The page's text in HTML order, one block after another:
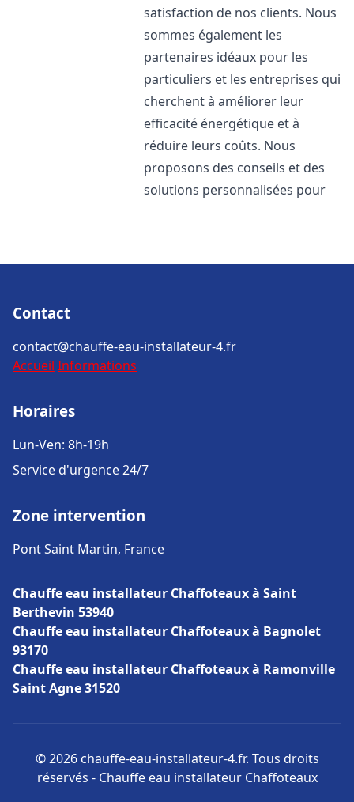
satisfaction de nos clients. Nous
sommes également les
partenaires idéaux pour les
particuliers et les entreprises qui
cherchent à améliorer leur
efficacité énergétique et à
réduire leurs coûts. Nous
proposons des conseils et des
solutions personnalisées pour
Contact
contact@chauffe-eau-installateur-4.fr
Accueil Informations
Horaires
Lun-Ven: 8h-19h
Service d'urgence 24/7
Zone intervention
Pont Saint Martin, France
Chauffe eau installateur Chaffoteaux à Saint
Berthevin 53940
Chauffe eau installateur Chaffoteaux à Bagnolet
93170
Chauffe eau installateur Chaffoteaux à Ramonville
Saint Agne 31520
© 2026 chauffe-eau-installateur-4.fr. Tous droits
réservés - Chauffe eau installateur Chaffoteaux